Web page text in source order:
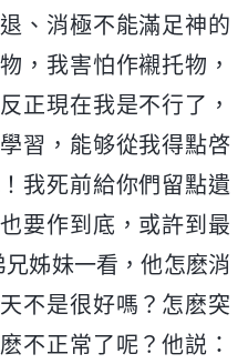
、消極不能滿足神的
，我害怕作襯托物，
正現在我是不行了，
習，能够從我得點啓
我死前給你們留點遺
要作到底，或許到最
姊妹一看，他怎麽消
不是很好嗎？怎麽突
不正常了呢？他説：